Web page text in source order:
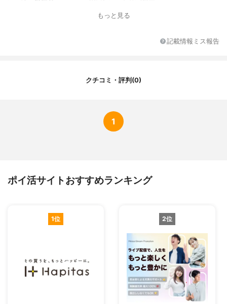
もっと見る
記載情報ミス報告
クチコミ・評判(0)
1
ポイ活サイトおすすめランキング
1位 2位